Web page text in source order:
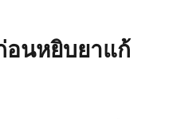
นหยิบยาแก้